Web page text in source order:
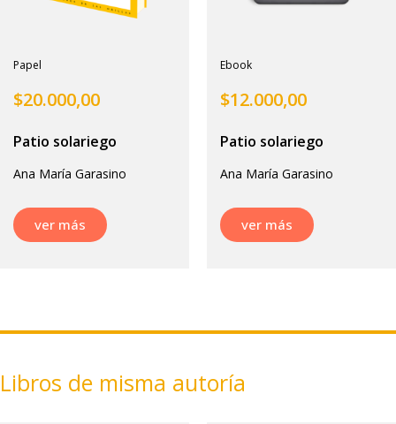
Papel
$20.000,00
Patio solariego
Ana María Garasino
ver más
Ebook
$12.000,00
Patio solariego
Ana María Garasino
ver más
Libros de misma autoría